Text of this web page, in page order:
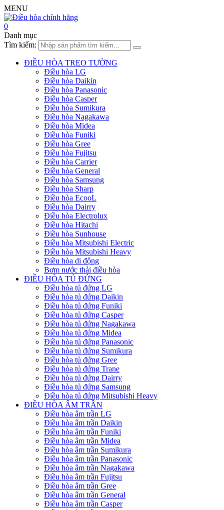
MENU
0
Danh mục
Tìm kiếm:
ĐIỀU HÒA TREO TƯỜNG
Điều hòa LG
Điều hòa Daikin
Điều hòa Panasonic
Điều hòa Casper
Điều hòa Sumikura
Điều hòa Nagakawa
Điều hòa Midea
Điều hòa Funiki
Điều hòa Gree
Điều hòa Fujitsu
Điều hòa Carrier
Điều hòa General
Điều hòa Samsung
Điều hòa Sharp
Điều hòa EcooL
Điều hòa Dairry
Điều hòa Electrolux
Điều hòa Hitachi
Điều hòa Sunhouse
Điều hòa Mitsubishi Electric
Điều hòa Mitsubishi Heavy
Điều hòa di động
Bơm nước thải điều hòa
ĐIỀU HÒA TỦ ĐỨNG
Điều hòa tủ đứng LG
Điều hòa tủ đứng Daikin
Điều hòa tủ đứng Funiki
Điều hòa tủ đứng Casper
Điều hòa tủ đứng Nagakawa
Điều hòa tủ đứng Midea
Điều hòa tủ đứng Panasonic
Điều hòa tủ đứng Sumikura
Điều hòa tủ đứng Gree
Điều hòa tủ đứng Trane
Điều hòa tủ đứng Dairry
Điều hòa tủ đứng Samsung
Điều hòa tủ đứng Mitsubishi Heavy
ĐIỀU HÒA ÂM TRẦN
Điều hòa âm trần LG
Điều hòa âm trần Daikin
Điều hòa âm trần Funiki
Điều hòa âm trần Midea
Điều hòa âm trần Sumikura
Điều hòa âm trần Panasonic
Điều hòa âm trần Nagakawa
Điều hòa âm trần Fujitsu
Điều hòa âm trần Gree
Điều hòa âm trần General
Điều hòa âm trần Casper